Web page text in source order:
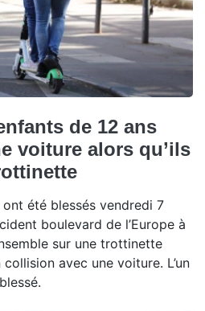
de 12 ans
voiture alors qu’ils
été blessés vendredi 7
boulevard de l’Europe à
sur une trottinette
avec une voiture. L’un